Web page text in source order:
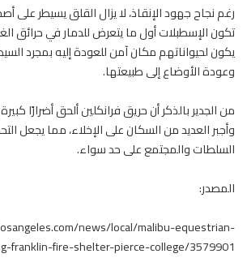
رغم نجاح جهود الإنقاذ، لا يزال القلق يسيطر على
تكون الإسطبلات أول ما يتعرض للدمار في حرائق
يكون لحيواناتهم مكان آمن للعودة إليه بمجرد
وعودة الأوضاع إلى طبيعتها.
من الجدير بالذكر أن حريق فرانكلين ألحق أضرارًا
وأجبر العديد من السكان على الإخلاء، مما يجعل
السلطات والمجتمع على حد سواء.
المصدر:
news/local/malibu-equestrian-
franklin-fire-shelter-pierce-college/3579901/